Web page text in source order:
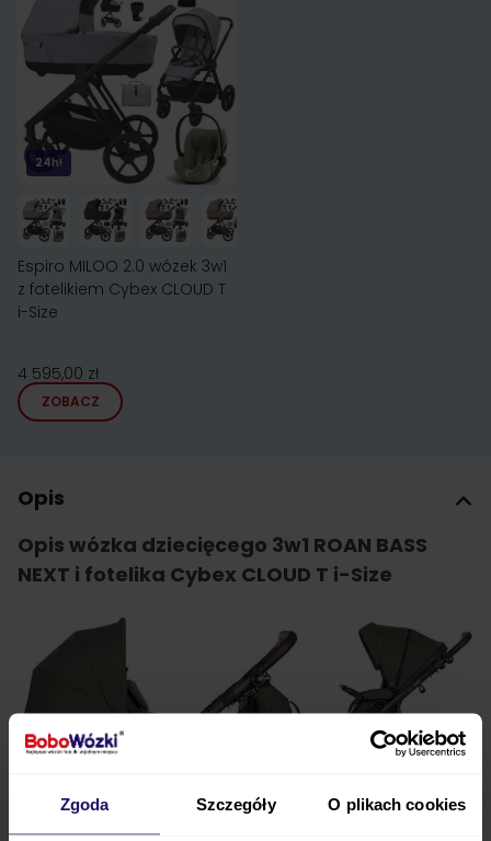
Zgoda Szczegóły O plikach cookies
24h!
Espiro MILOO 2.0 wózek 3w1
z fotelikiem Cybex CLOUD T
i-Size
4 595,00 zł
ZOBACZ
Opis
Opis wózka dziecięcego 3w1 ROAN BASS
NEXT i fotelika Cybex CLOUD T i-Size